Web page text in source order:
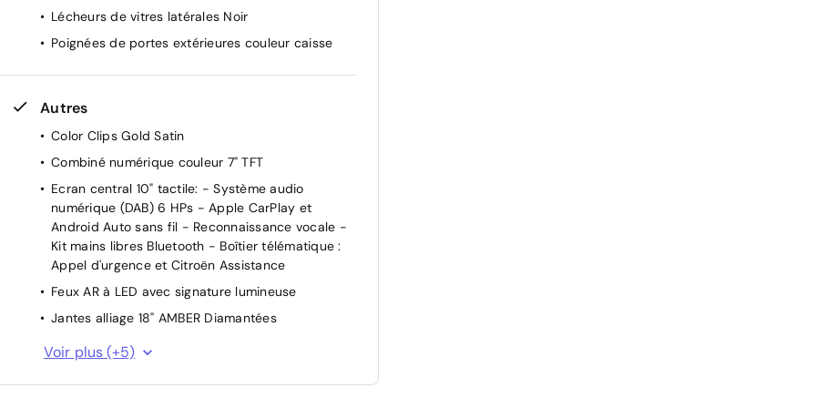
Lécheurs de vitres latérales Noir
Poignées de portes extérieures couleur caisse
Autres
Color Clips Gold Satin
Combiné numérique couleur 7" TFT
Ecran central 10" tactile: - Système audio
numérique (DAB) 6 HPs - Apple CarPlay et
Android Auto sans fil - Reconnaissance vocale -
Kit mains libres Bluetooth - Boîtier télématique :
Appel d'urgence et Citroën Assistance
Feux AR à LED avec signature lumineuse
Jantes alliage 18" AMBER Diamantées
Navigation 3D Connectée sur écran central 10''
tactile - Système de navigation TomTom -
Reconnaissance vocale avec langage naturel -
Voir plus (+5)